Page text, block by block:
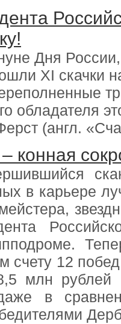
Дня
XI скачки
обладателя
(англ.
конная
в карьере
счету 12
млн
в